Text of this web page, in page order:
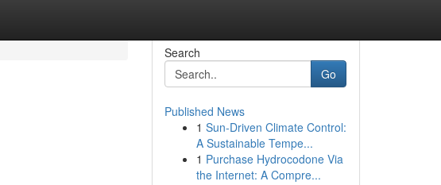
Search
Go
Published News
1 Sun-Driven Climate Control:
A Sustainable Tempe...
1 Purchase Hydrocodone Via
the Internet: A Compre...